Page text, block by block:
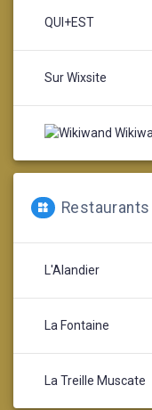
QUI+EST
Sur Wixsite
Restaurants
L'Alandier
La Fontaine
La Treille Muscate